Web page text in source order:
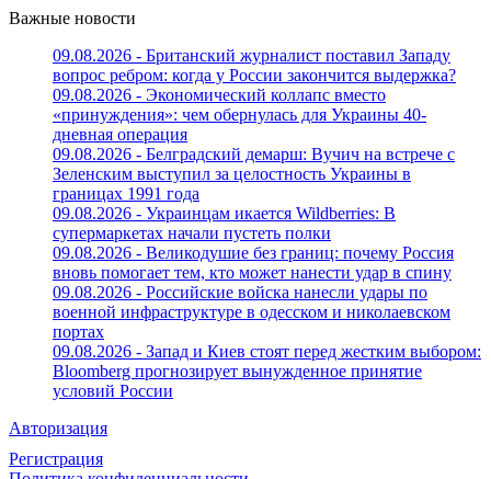
Важные новости
09.08.2026 - Британский журналист поставил Западу
вопрос ребром: когда у России закончится выдержка?
09.08.2026 - Экономический коллапс вместо
«принуждения»: чем обернулась для Украины 40-
дневная операция
09.08.2026 - Белградский демарш: Вучич на встрече с
Зеленским выступил за целостность Украины в
границах 1991 года
09.08.2026 - Украинцам икается Wildberries: В
супермаркетах начали пустеть полки
09.08.2026 - Великодушие без границ: почему Россия
вновь помогает тем, кто может нанести удар в спину
09.08.2026 - Российские войска нанесли удары по
военной инфраструктуре в одесском и николаевском
портах
09.08.2026 - Запад и Киев стоят перед жестким выбором:
Bloomberg прогнозирует вынужденное принятие
условий России
Авторизация
Регистрация